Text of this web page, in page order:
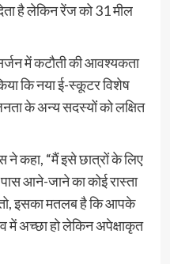
है लेकिन रेंज को 31 मील
में कटौती की आवश्यकता
कि नया ई-स्कूटर विशेष
के अन्य सदस्यों को लक्षित
ने कहा, “मैं इसे छात्रों के लिए
आने-जाने का कोई रास्ता
इसका मतलब है कि आपके
में अच्छा हो लेकिन अपेक्षाकृत